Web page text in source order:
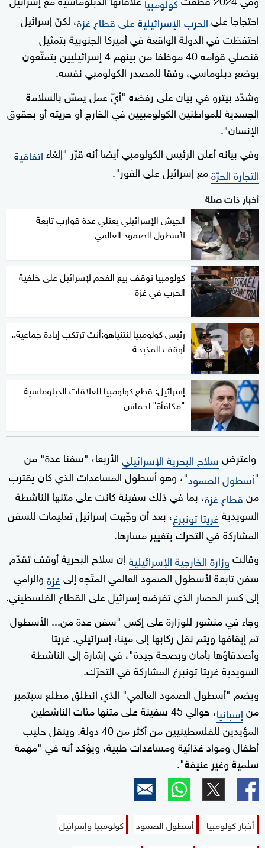
احتجاجا علىالحرب الإسرائيلية على قطاع غزة، لكنّ إسرائيل
احتفظت في الدولة الواقعة في أميركا الجنوبية بتمثيل
قنصلي قوامه 40 موظفا من بينهم 4 إسرائيليين يتمتّعون
بوضع دبلوماسي، وفقا للمصدر الكولومبي نفسه.
وشدّد بيترو في بيان على رفضه "أيّ عمل يمسّ بالسلامة
الجسدية للمواطنين الكولومبيين في الخارج أو حريته أو بحقوق
الإنسان".
وفي بيانه أعلن الرئيس الكولومبي أيضا أنه قرّر "إلغاء اتفاقية
التجارة الحرّةمع إسرائيل على الفور".
أخبار ذات صلة
الجيش الإسرائيلي يعتلي عدة قوارب تابعة
لأسطول الصمود العالمي
كولومبيا توقف بيع الفحم لإسرائيل على خلفية
الحرب في غزة
رئيس كولومبيا لنتنياهو:أنت ترتكب إبادة جماعية..
أوقف المذبحة
إسرائيل: قطع كولومبيا للعلاقات الدبلوماسية
"مكافأة" لحماس
واعترضسلاح البحرية الإسرائيليالأربعاء "سفنا عدة" من
"أسطول الصمود"، وهو أسطول المساعدات الذي كان يقترب
منقطاع غزة، بما في ذلك سفينة كانت على متنها الناشطة
السويديةغريتا تونبرغ، بعد أن وجّهت إسرائيل تعليمات للسفن
المشاركة في التحرك بتغيير مسارها.
وقالتوزارة الخارجية الإسرائيليةإن سلاح البحرية أوقف تقدّم
سفن تابعة لأسطول الصمود العالمي المتّجه إلىغزةوالرامي
إلى كسر الحصار الذي تفرضه إسرائيل على القطاع الفلسطيني.
وجاء في منشور للوزارة على إكس "سفن عدة من... الأسطول
تم إيقافها ويتم نقل ركابها إلى ميناء إسرائيلي. غريتا
وأصدقاؤها بأمان وبصحة جيدة"، في إشارة إلى الناشطة
السويدية غريتا تونبرغ المشاركة في التحرّك.
ويضم "أسطول الصمود العالمي" الذي انطلق مطلع سبتمبر
منإسبانيا
، حوالي 45 سفينة على متنها مئات الناشطين
المؤيدين للفلسطينيين من أكثر من 40 دولة. وينقل حليب
أطفال ومواد غذائية ومساعدات طبية، ويؤكد أنه في "مهمة
سلمية وغير عنيفة".
أخبار كولومبيا أسطول الصمود
كولومبيا وإسرائيل